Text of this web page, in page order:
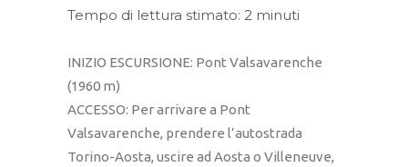
Tempo di lettura stimato: 2 minuti
INIZIO ESCURSIONE: Pont Valsavarenche
(1960 m)
ACCESSO: Per arrivare a Pont
Valsavarenche, prendere l’autostrada
Torino-Aosta, uscire ad Aosta o Villeneuve,